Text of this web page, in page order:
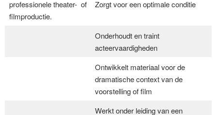
professionele theater- of
filmproductie.
Zorgt voor een optimale conditie
Onderhoudt en traint
acteervaardigheden
Ontwikkelt materiaal voor de
dramatische context van de
voorstelling of film
Werkt onder leiding van een